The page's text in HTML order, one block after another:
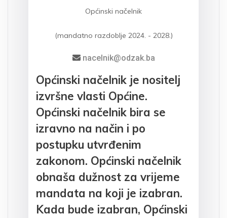
Općinski načelnik
(mandatno razdoblje 2024. - 2028.)
nacelnik@odzak.ba
Općinski načelnik je nositelj
izvršne vlasti Općine.
Općinski načelnik bira se
izravno na način i po
postupku utvrđenim
zakonom. Općinski načelnik
obnaša dužnost za vrijeme
mandata na koji je izabran.
Kada bude izabran, Općinski